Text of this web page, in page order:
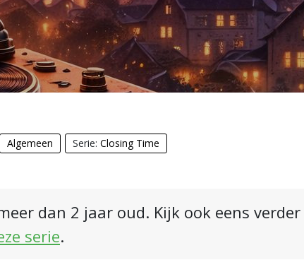
Algemeen Serie: Closing Time
dan 2 jaar oud. Kijk ook eens
serie.